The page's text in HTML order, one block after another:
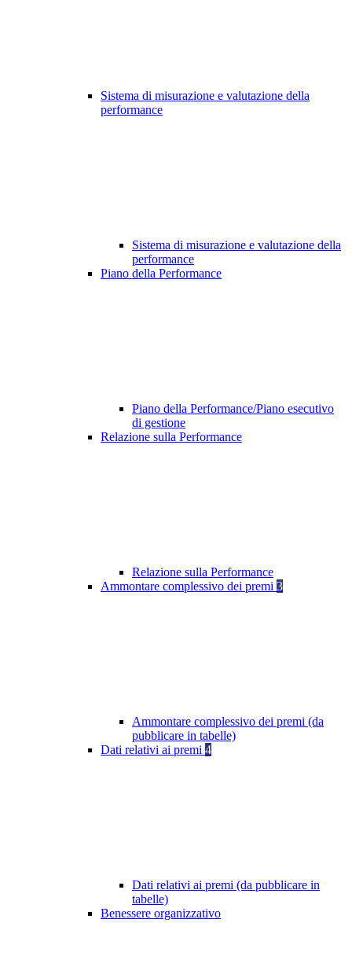
Sistema di misurazione e valutazione della
performance
Sistema di misurazione e valutazione della
performance
Piano della Performance
Piano della Performance/Piano esecutivo
di gestione
Relazione sulla Performance
Relazione sulla Performance
Ammontare complessivo dei premi 3
Ammontare complessivo dei premi (da
pubblicare in tabelle)
Dati relativi ai premi 4
Dati relativi ai premi (da pubblicare in
tabelle)
Benessere organizzativo